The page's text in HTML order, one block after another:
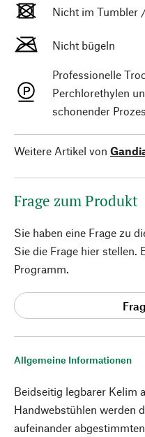
Allgemeine Informationen
Beidseitig legbarer Kelim
Handwebstühlen werden
aufeinander
Nicht im Tumbler
Nicht bügeln
Professionelle
Perchlorethylen
schonender
Weitere Artikel von
Frage zum Produkt
Sie haben eine Frage zu
Sie die Frage hier stellen.
Programm.